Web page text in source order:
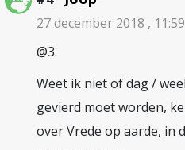
27 december 2018 , 11:59
@3.
Weet ik niet of dag /
gevierd moet worden,
over Vrede op aarde, in